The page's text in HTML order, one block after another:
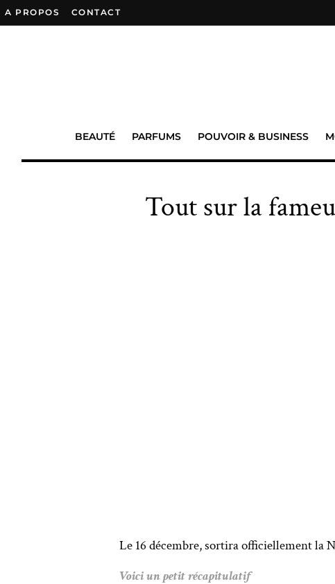
A PROPOS CONTACT
BEAUTÉ PARFUMS POUVOIR & BUSINESS
Tout sur la
Le 16 décembre, sortira officiellement la
Voici un petit récapitulatif